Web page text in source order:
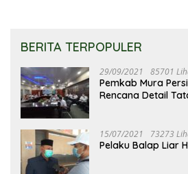
BERITA TERPOPULER
29/09/2021 85701
Pemkab Mura
Rencana Detail
15/07/2021 73273
Pelaku Balap Liar